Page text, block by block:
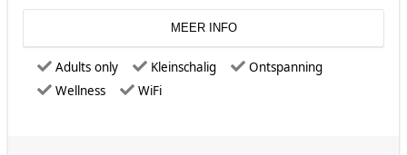
MEER INFO
Adults only Kleinschalig
Ontspanning
Wellness
WiFi